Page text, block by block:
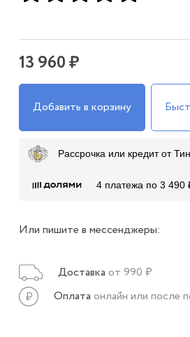
13 960 ₽
Добавить в корзину
Рассрочка или кредит от
4 платежа по 3 490
Или пишите в мессенджеры:
Доставка от 990 ₽
Оплата онлайн или после